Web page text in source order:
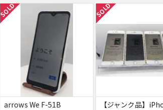
SOLD
arrows We F-51B
SOLD